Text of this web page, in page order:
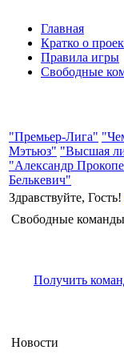
Главная
Кратко о
Правила игры
Свободные
"Премьер-Лига"
Мэтьюз" "Высшая
"Александр
Белькевич"
Здравствуйте, Гость!
Свободные команды
Получить
Новости